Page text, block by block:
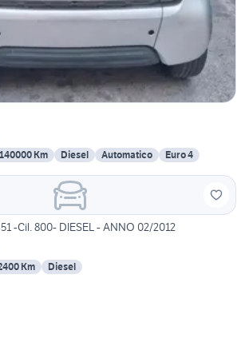
140000 Km Diesel Automatico Euro 4
-Cil. 800- DIESEL - ANNO 02/2012
Km Diesel